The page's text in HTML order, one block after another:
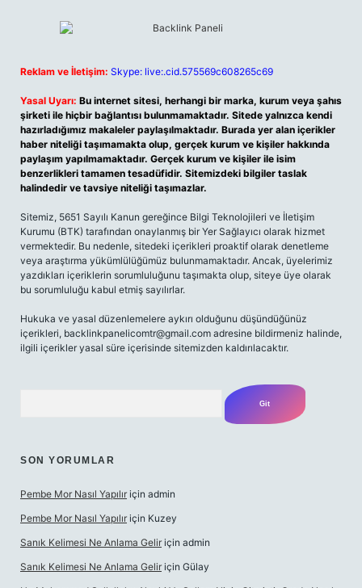
Reklam ve İletişim: Skype: live:.cid.575569c608265c69
Yasal Uyarı: Bu internet sitesi, herhangi bir marka, kurum veya şahıs
şirketi ile hiçbir bağlantısı bulunmamaktadır. Sitede yalnızca kendi
hazırladığımız makaleler paylaşılmaktadır. Burada yer alan içerikler
haber niteliği taşımamakta olup, gerçek kurum ve kişiler hakkında
paylaşım yapılmamaktadır. Gerçek kurum ve kişiler ile isim
benzerlikleri tamamen tesadüfidir. Sitemizdeki bilgiler taslak
halindedir ve tavsiye niteliği taşımazlar.
Sitemiz, 5651 Sayılı Kanun gereğince Bilgi Teknolojileri ve İletişim
Kurumu (BTK) tarafından onaylanmış bir Yer Sağlayıcı olarak hizmet
vermektedir. Bu nedenle, sitedeki içerikleri proaktif olarak denetleme
veya araştırma yükümlülüğümüz bulunmamaktadır. Ancak, üyelerimiz
yazdıkları içeriklerin sorumluluğunu taşımakta olup, siteye üye olarak
bu sorumluluğu kabul etmiş sayılırlar.
Hukuka ve yasal düzenlemelere aykırı olduğunu düşündüğünüz
içerikleri, backlinkpanelicomtr@gmail.com adresine bildirmeniz halinde,
ilgili içerikler yasal süre içerisinde sitemizden kaldırılacaktır.
SON YORUMLAR
Pembe Mor Nasıl Yapılır için admin
Pembe Mor Nasıl Yapılır için Kuzey
Sanık Kelimesi Ne Anlama Gelir için admin
Sanık Kelimesi Ne Anlama Gelir için Gülay